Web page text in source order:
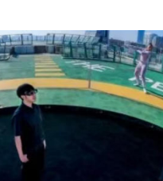
遇晚高峰 情況危急 鐵
駕被捕
食正在毀掉很多老人的